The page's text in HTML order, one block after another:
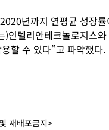
년까지 연평균 성장
인텔리안테크놀로지스
할 수 있다”고 파악했
재배포금지>